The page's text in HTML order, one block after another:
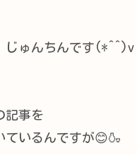
じゅんちんです(*^^)v
記事を
ているんですが😊🍶